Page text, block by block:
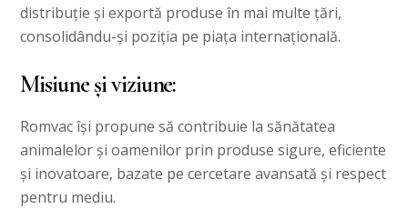
distribuție și exportă produse în mai multe țări,
consolidându-și poziția pe piața internațională.
Misiune și viziune:
Romvac își propune să contribuie la sănătatea
animalelor și oamenilor prin produse sigure, eficiente
și inovatoare, bazate pe cercetare avansată și respect
pentru mediu.